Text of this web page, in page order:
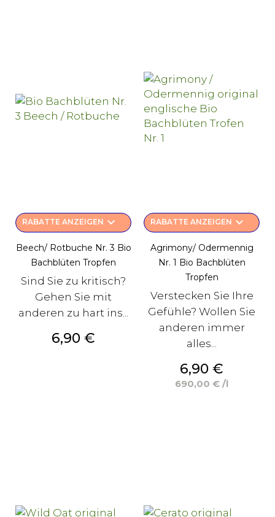
RABATTE ANZEIGEN keyboard_arrow_down
Beech/ Rotbuche Nr. 3 Bio
Bachblüten Tropfen
Sind Sie zu kritisch?
Gehen Sie mit
anderen zu hart ins...
Preis
6,90 €
RABATTE ANZEIGEN keyboard_arrow_down
Agrimony/ Odermennig
Nr. 1 Bio Bachblüten
Tropfen
Verstecken Sie Ihre
Gefühle? Wollen Sie
anderen immer
alles...
Preis
6,90 €
690,00 € /l